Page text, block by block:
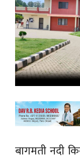
बागमती नदी